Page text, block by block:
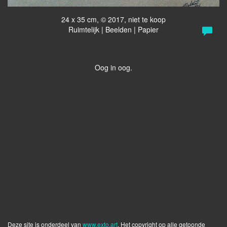
24 x 35 cm, © 2017, niet te koop
Ruimtelijk | Beelden | Papier
Oog in oog.
Deze site is onderdeel van www.exto.art. Het copyright op alle getoonde